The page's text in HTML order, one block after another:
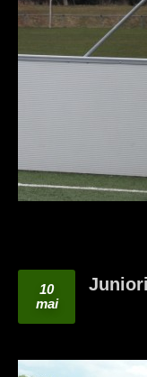
10
mai